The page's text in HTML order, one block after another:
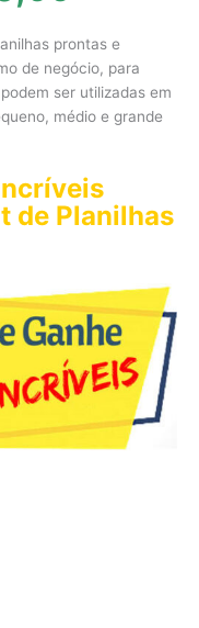
prontas e
de negócio, para
ser utilizadas em
médio e grande
de Planilhas